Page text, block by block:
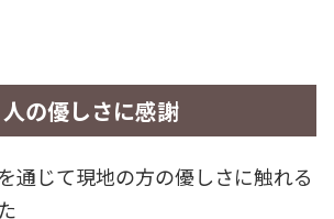
人の優しさに感謝
通じて現地の方の優しさに触れる